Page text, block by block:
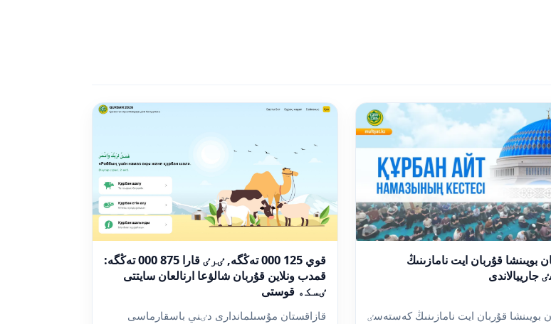
بويىنشا قۇربان ايت نامازىنىڭ
بويىنشا قۇربان ايت نامازىنىڭ كەستەسٸ
قوي 125 000 تەڭگە, ٸرٸ قارا 875 000 تەڭگە:
قمدب ونلاين قۇربان شالۋعا ارنالعان سايتتى
ٸسكە قوستى
قازاقستان مۇسىلماندارى دٸني باسقارماسى